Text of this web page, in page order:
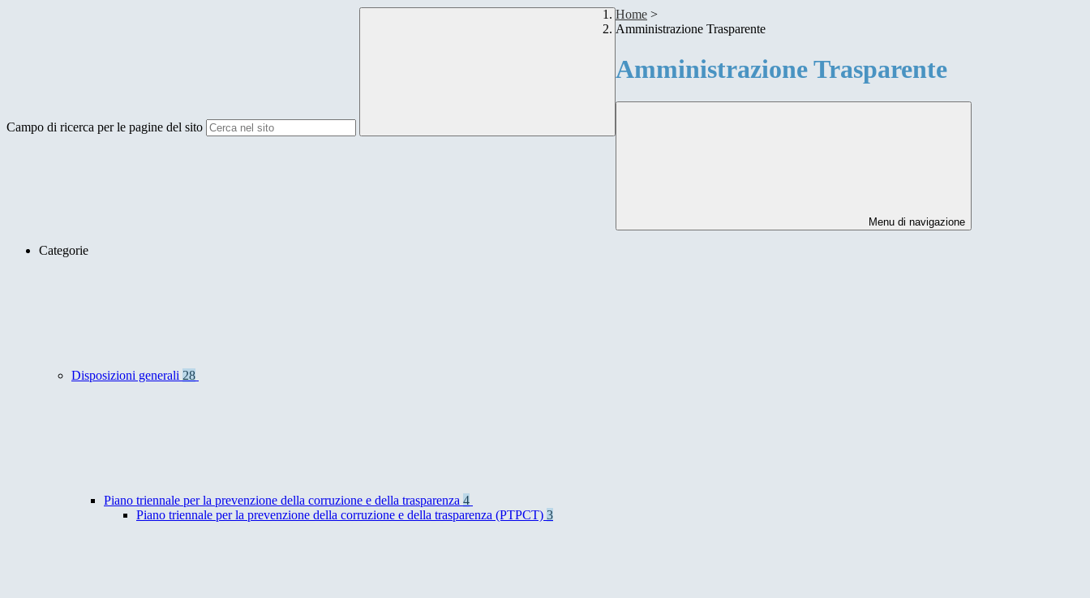
Campo di ricerca per le pagine del sito
Home >
Amministrazione Trasparente
Amministrazione Trasparente
Menu di navigazione
Categorie
Disposizioni generali 28
Piano triennale per la prevenzione della corruzione e della trasparenza 4
Piano triennale per la prevenzione della corruzione e della trasparenza (PTPCT) 3